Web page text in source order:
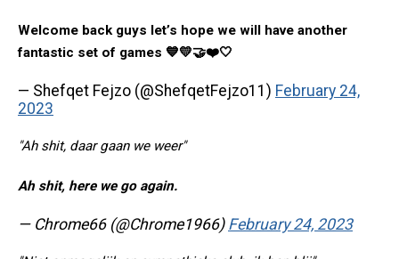
Welcome back guys let’s hope we will have another
fantastic set of games 💙💛🤝❤️🤍
— Shefqet Fejzo (@ShefqetFejzo11) February 24,
2023
"Ah shit, daar gaan we weer"
Ah shit, here we go again.
— Chrome66 (@Chrome1966) February 24, 2023